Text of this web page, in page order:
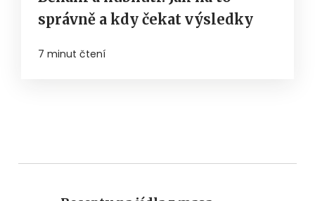
správně a kdy čekat výsledky
7 minut čtení